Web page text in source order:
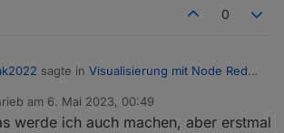
0
sagte in Visualisierung mit Node Red
Ja geht immer noch
am 6. Mai 2023, 00:49
editiert von
werde ich auch machen, aber erstmal